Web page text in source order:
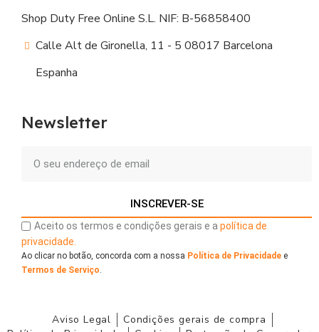
Shop Duty Free Online S.L. NIF: B-56858400
Calle Alt de Gironella, 11 - 5 08017 Barcelona
Espanha
Newsletter
INSCREVER-SE
Aceito os termos e condições gerais e a política de
privacidade.
Ao clicar no botão, concorda com a nossa Política de Privacidade e
Termos de Serviço
Aviso Legal
Condições gerais de compra